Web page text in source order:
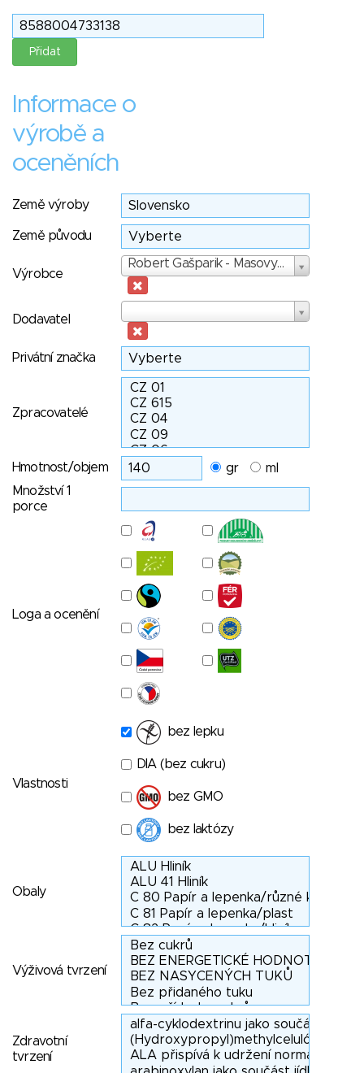
Informace o
výrobě a
oceněních
Země výroby
Země původu
Výrobce
Robert Gašparik - Masovyroba s.r.o.
Výrobce
Dodavatel
Privátní značka
Zpracovatelé
Hmotnost/objem gr
ml
Množství 1
porce
Loga a ocenění
Vlastnosti
bez lepku
DIA (bez cukru)
bez GMO
bez laktózy
Obaly
Výživová tvrzení
Zdravotní
tvrzení